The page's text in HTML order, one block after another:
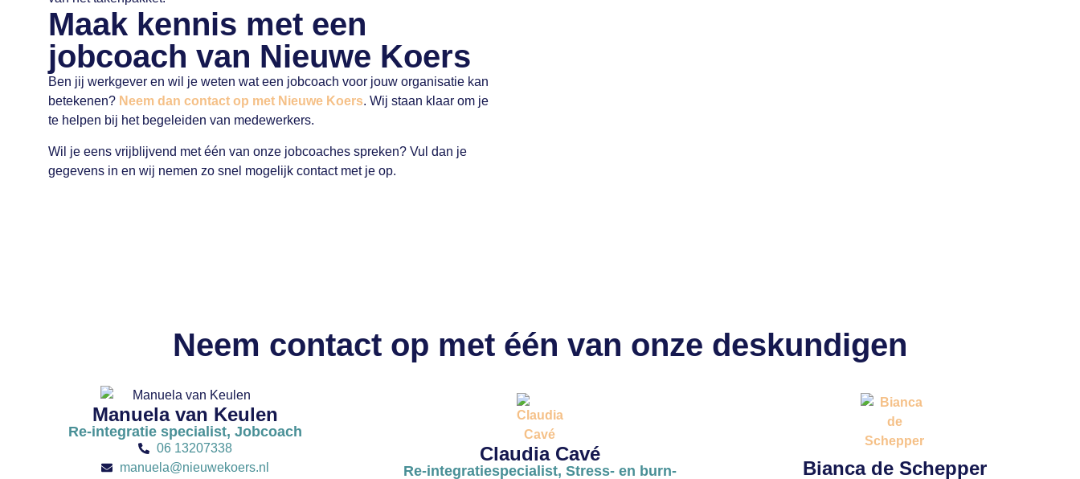
Maak kennis met een
jobcoach van Nieuwe Koers
Ben jij werkgever en wil je weten wat een jobcoach voor jouw organisatie kan
betekenen? Neem dan contact op met Nieuwe Koers. Wij staan klaar om je
te helpen bij het begeleiden van medewerkers.
Wil je eens vrijblijvend met één van onze jobcoaches spreken? Vul dan je
gegevens in en wij nemen zo snel mogelijk contact met je op.
Neem contact op met één van onze deskundigen
Manuela van Keulen
Re-integratie specialist, Jobcoach
06 13207338
manuela@nieuwekoers.nl
Claudia Cavé
Re-integratiespecialist, Stress- en burn-
Bianca de Schepper